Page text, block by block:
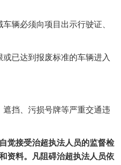
辆必须向项目出示行驶证、
已达到报废标准的车辆进入
挡、污损号牌等严重交通违
觉接受治超执法人员的监督检
资料。凡阻碍治超执法人员依